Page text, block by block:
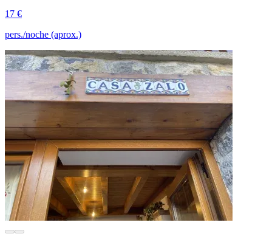
17 €
pers./noche (aprox.)